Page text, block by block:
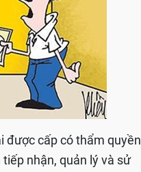
được cấp có thẩm quyền
nhận, quản lý và sử